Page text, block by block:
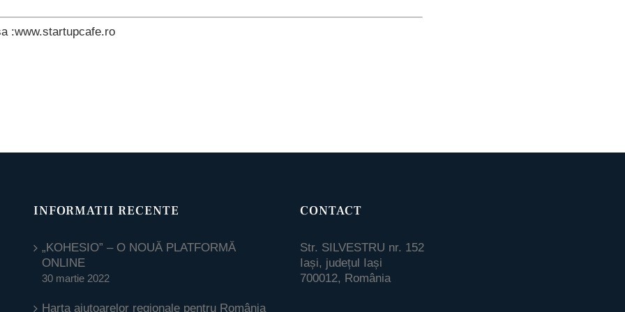
:www.startupcafe.ro
INFORMATII RECENTE
„KOHESIO” – O NOUĂ PLATFORMĂ
ONLINE
30 martie 2022
Harta ajutoarelor regionale pentru România
CONTACT
Str. SILVESTRU nr. 152
Iași, județul Iași
700012, România